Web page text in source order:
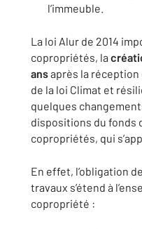
l’immeuble.
La loi Alur de 2014
copropriétés, la
ansaprès la réception
de la loi Climat et
quelques
dispositions du fonds
copropriétés, qui
En effet, l’obligation
travaux s’étend à
copropriété :